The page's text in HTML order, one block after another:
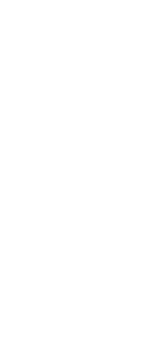
En esta ocasión, el
Deportes del
Aceituno, la
Tenencia de
Tejeda y Almijara,
participantes hasta
mano el puente de
recorrido hasta
participantes
duda, una
turismo y cultura al
De acuerdo con
estos deportistas a
gracias al Playas
nuestra tierra a